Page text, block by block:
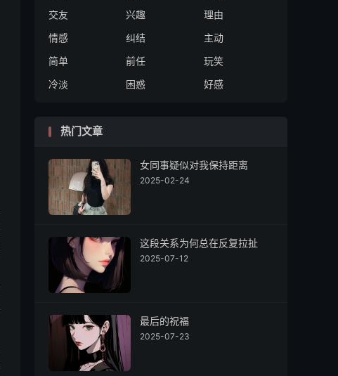
交友
兴趣
理由
情感
纠结
主动
简单
前任
玩笑
冷淡
困惑 好感
热门文章
女同事疑似对我保持距离
2025-02-24
这段关系为何总在反复拉扯
2025-07-12
最后的祝福
2025-07-23